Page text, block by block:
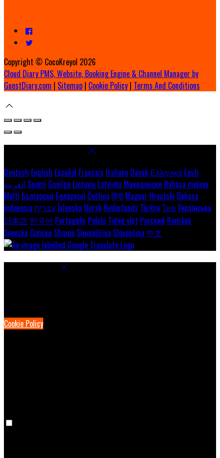
Copyright © CocoKreyol 2026
Cloud Diary PMS, Website, Booking Engine & Channel Manager by
GuestDiary.com | Sitemap | Cookie Policy | Terms And Conditions
Deutsch English Español Français Italiano Dansk Ελληνικά Eesti
العربية Suomi Gaeilge Lietuvių Latviešu Македонски Bahasa melayu
Malti Български Беларускі Čeština हिंदी Magyar Hrvatski Bahasa
indonesia עברית Íslenska Norsk Nederlands Türkçeไทย Українська
日本語 한국어 Português Polski Tiếng việt Русский Română
Svenska Српски Shqipe Slovenščina Slovenčina 中文
Cookie Policy